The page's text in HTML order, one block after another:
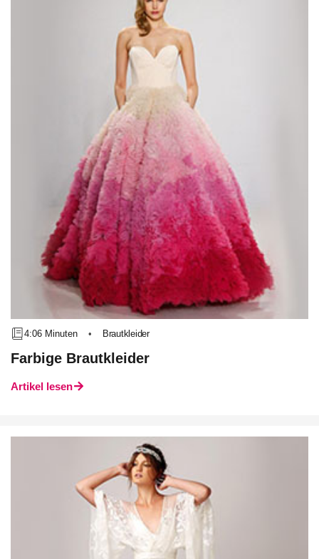
4:06 Minuten • Brautkleider
Farbige Brautkleider
Artikel lesen